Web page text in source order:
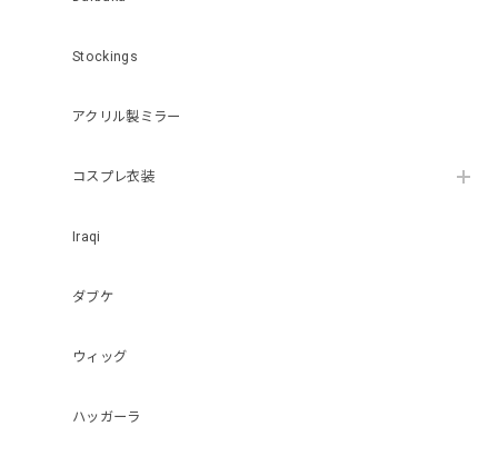
Stockings
アクリル製ミラー
コスプレ衣装
Iraqi
ダブケ
ウィッグ
ハッガーラ